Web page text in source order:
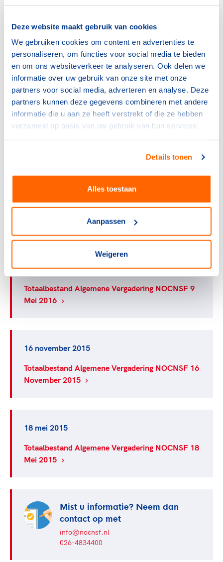
Deze website maakt gebruik van cookies
We gebruiken cookies om content en advertenties te
personaliseren, om functies voor social media te bieden
en om ons websiteverkeer te analyseren. Ook delen we
informatie over uw gebruik van onze site met onze
partners voor social media, adverteren en analyse. Deze
partners kunnen deze gegevens combineren met andere
informatie die u aan ze heeft verstrekt of die ze hebben
verzameld op basis van uw gebruik van hun services.
Details tonen
Alles toestaan
Aanpassen
Weigeren
20 november 2017
Totaalbestand Algemene Vergadering NOCNSF 20
November 2017
15 mei 2017
Totaalbestand Algemene Vergadering NOCNSF 15
Mei 2017
21 november 2016
Totaalbestand Algemene Vergadering NOCNSF 21
9 mei 2016
Totaalbestand Algemene Vergadering NOCNSF 9
Mei 2016
16 november 2015
Totaalbestand Algemene Vergadering NOCNSF 16
November 2015
18 mei 2015
Totaalbestand Algemene Vergadering NOCNSF 18
Mei 2015
Mist u informatie? Neem dan
contact op met
info@nocnsf.nl
026-4834400